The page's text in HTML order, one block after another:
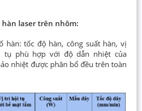
laser trên nhôm:
hàn: tốc độ hàn, công suất hàn, vị
tụ phù hợp với độ dẫn nhiệt của
nhiệt được phân bổ đều trên toàn